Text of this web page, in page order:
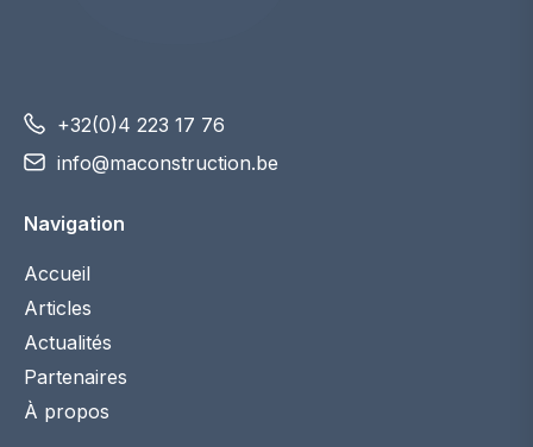
+32(0)4 223 17 76
info@maconstruction.be
Navigation
Accueil
Articles
Actualités
Partenaires
À propos